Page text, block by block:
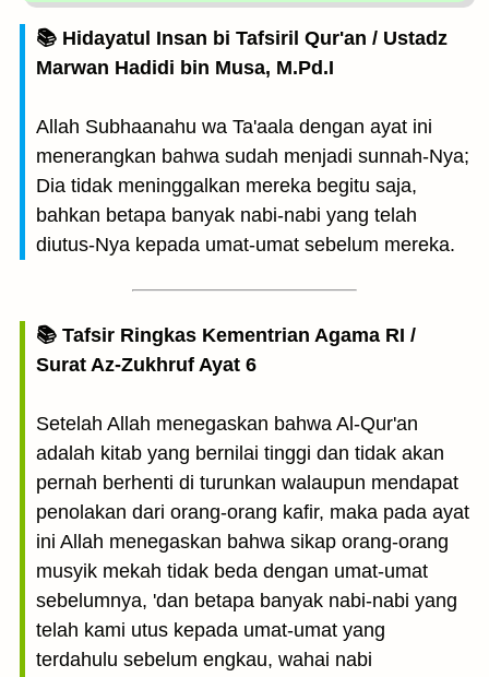
📚 Hidayatul Insan bi Tafsiril Qur'an / Ustadz
Marwan Hadidi bin Musa, M.Pd.I
Allah Subhaanahu wa Ta'aala dengan ayat ini
menerangkan bahwa sudah menjadi sunnah-Nya;
Dia tidak meninggalkan mereka begitu saja,
bahkan betapa banyak nabi-nabi yang telah
diutus-Nya kepada umat-umat sebelum mereka.
📚 Tafsir Ringkas Kementrian Agama RI /
Surat Az-Zukhruf Ayat 6
Setelah Allah menegaskan bahwa Al-Qur'an
adalah kitab yang bernilai tinggi dan tidak akan
pernah berhenti di turunkan walaupun mendapat
penolakan dari orang-orang kafir, maka pada ayat
ini Allah menegaskan bahwa sikap orang-orang
musyik mekah tidak beda dengan umat-umat
sebelumnya, 'dan betapa banyak nabi-nabi yang
telah kami utus kepada umat-umat yang
terdahulu sebelum engkau, wahai nabi